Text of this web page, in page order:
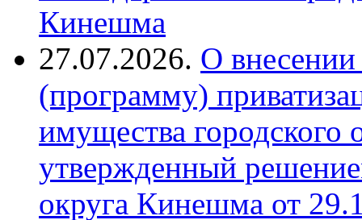
Кинешма
27.07.2026. О
(программу)
имущества
утвержденный
округа Кинешма от